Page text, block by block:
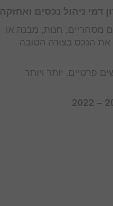
דמי ניהול נכסים ואחזקה
מסחריים, חנות, מבנה או
את הנכס בצורה הטובה
פרטיים. יותר ויותר